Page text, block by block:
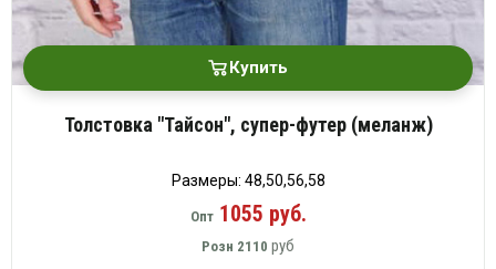
Купить
Толстовка "Тайсон", супер-футер (меланж)
Размеры: 48,50,56,58
Опт1055 руб.
Розн 2110 руб